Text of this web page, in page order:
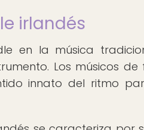
irlandés
en la música
Los músicos
innato del ritmo